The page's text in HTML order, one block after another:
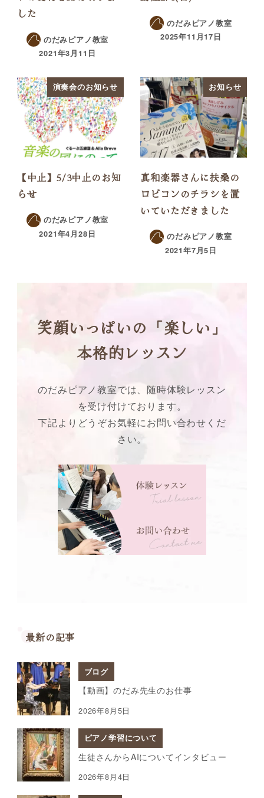
した
のだみピアノ教室
2021年3月11日
のだみピアノ教室
2025年11月17日
演奏会のお知らせ
【中止】5/3中止のお知
らせ
のだみピアノ教室
2021年4月28日
お知らせ
真和楽器さんに扶桑の
ロビコンのチラシを置
いていただきました
のだみピアノ教室
2021年7月5日
笑顔いっぱいの「楽しい」
本格的レッスン
のだみピアノ教室では、随時体験レッスン
を受け付けております。
下記よりどうぞお気軽にお問い合わせくだ
さい。
最新の記事
ブログ
【動画】のだみ先生のお仕事
2026年8月5日
ピアノ学習について
生徒さんからAIについてインタビュー
2026年8月4日